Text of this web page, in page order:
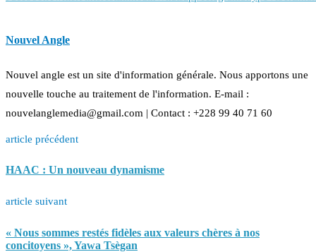
Nouvel Angle
Nouvel angle est un site d'information générale. Nous apportons une
nouvelle touche au traitement de l'information. E-mail :
nouvelanglemedia@gmail.com | Contact : +228 99 40 71 60
article précédent
HAAC : Un nouveau dynamisme
article suivant
« Nous sommes restés fidèles aux valeurs chères à nos
concitoyens », Yawa Tsègan